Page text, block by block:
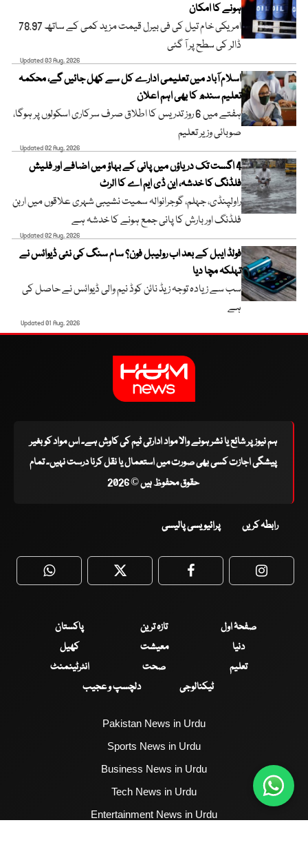
ہونے کا امکان
امریکی خام تیل کی فی بیرل قیمت مزید کمی کے ساتھ 78.97
ڈالر کی سطح پر آ گئی
Updated 03 Aug, 2026
اسلام آباد میں تعلیمی ادارے کل سے کھل جائیں گے، محکمہ
تعلیم سندھ کا بھی اہم اعلان
ہفتے میں 6 روز تدریس کا اطلاق صرف سرکاری اسکولوں پر ہوگا،
صوبائی وزیر تعلیم
Updated 02 Aug, 2026
4 اگست تک دریاؤں میں پانی کے بہاؤ میں اضافے اور فلیش
فلڈنگ کا خدشہ، این ڈی ایم اے کا الرٹ
راولپنڈی، جہلم، گوجرانوالہ سمیت نشیبی شہری علاقوں میں اربن
فلڈنگ اور بارش کا پانی جمع ہونے کا خدشہ ہے
Updated 02 Aug, 2026
فولڈ ایبل کے بعد اب رولیبل فون؟ سام سنگ کی نئی ڈیوائس نے
تہلکہ مچا دیا
سب سے زیادہ توجہ زیڈ نائن کوڈ نیم والی ڈیوائس نے حاصل کی
ہے
Updated 01 Aug, 2026
ہم نیوز پر شائع یا نشر ہونے والا مواد ادارتی ٹیم کی کاوش ہے۔ اس مواد کو بغیر
پیشگی اجازت کسی بھی صورت میں استعمال یا نقل کرنا درست نہیں۔ تمام
حقوق محفوظ ہیں © 2026
رابطہ کریں پرائیویسی پالیسی
WhatsApp Twitter Facebook
صفحۂ اول تازہ ترین
پاکستان
دنیا
معیشت
کھیل
تعلیم
صحت
انٹرٹینمنٹ
ٹیکنالوجی
دلچسپ و عجیب
Pakistan News in Urdu
Sports News in Urdu
Business News in Urdu
Tech News in Urdu
Entertainment News in Urdu